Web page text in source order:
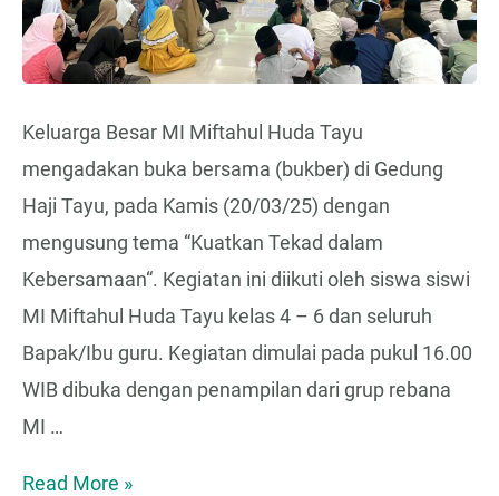
Keluarga Besar MI Miftahul Huda Tayu
mengadakan buka bersama (bukber) di Gedung
Haji Tayu, pada Kamis (20/03/25) dengan
mengusung tema “Kuatkan Tekad dalam
Kebersamaan“. Kegiatan ini diikuti oleh siswa siswi
MI Miftahul Huda Tayu kelas 4 – 6 dan seluruh
Bapak/Ibu guru. Kegiatan dimulai pada pukul 16.00
WIB dibuka dengan penampilan dari grup rebana
MI …
2025
Read More »